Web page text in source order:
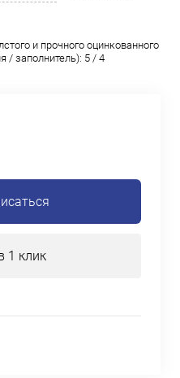
и прочного оцинкованного
/ заполнитель): 5 / 4
1 клик